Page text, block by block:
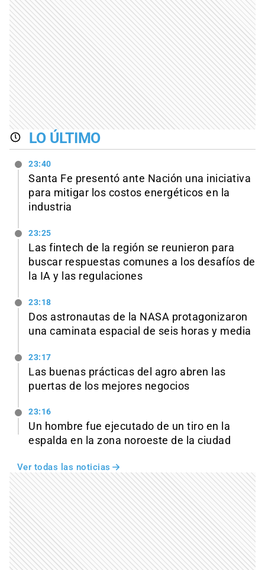
LO ÚLTIMO
23:40
Santa Fe presentó ante Nación una iniciativa
para mitigar los costos energéticos en la
industria
23:25
Las fintech de la región se reunieron para
buscar respuestas comunes a los desafíos de
la IA y las regulaciones
23:18
Dos astronautas de la NASA protagonizaron
una caminata espacial de seis horas y media
23:17
Las buenas prácticas del agro abren las
puertas de los mejores negocios
23:16
Un hombre fue ejecutado de un tiro en la
espalda en la zona noroeste de la ciudad
Ver todas las noticias